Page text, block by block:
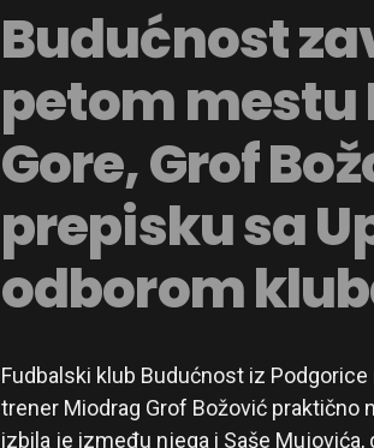
Budućnost
petom mestu
Gore, Grof
prepisku sa
odborom
Fudbalski klub Budućnost iz
trener Miodrag Grof Božović praktično
izbila je između njega i Saše